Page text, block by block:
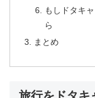
もしドタキ
ら
まとめ